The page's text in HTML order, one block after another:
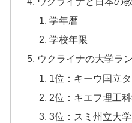
学年暦
学校年限
ウクライナの大学ラ
1位：キーウ国立
2位：キエフ理工
3位：スミ州立大